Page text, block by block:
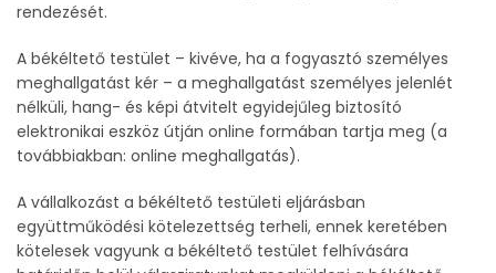
rendezését.
A békéltető testület – kivéve, ha a fogyasztó személyes
meghallgatást kér – a meghallgatást személyes jelenlét
nélküli, hang- és képi átvitelt egyidejűleg biztosító
elektronikai eszköz útján online formában tartja meg (a
továbbiakban: online meghallgatás).
A vállalkozást a békéltető testületi eljárásban
együttműködési kötelezettség terheli, ennek keretében
kötelesek vagyunk a békéltető testület felhívására